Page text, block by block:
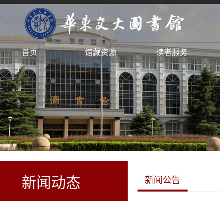
首页 馆藏资源 读者服务
新闻动态 新闻公告